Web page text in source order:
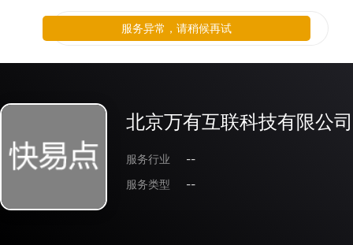
北京万有互联科技有限公司
服务行业
--
服务类型
--
服务异常，请稍候再试